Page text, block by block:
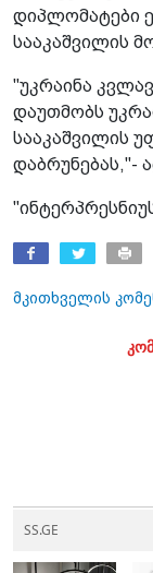
დიპლომატები
სააკაშვილის
"უკრაინა
დაუთმობს
სააკაშვილის
დაბრუნებას,"-
მკითხველის
SS.GE